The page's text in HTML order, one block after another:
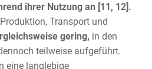
ihrer Nutzung an [11, 12].
Transport und
gering, in den
teilweise aufgeführt.
eine langlebige